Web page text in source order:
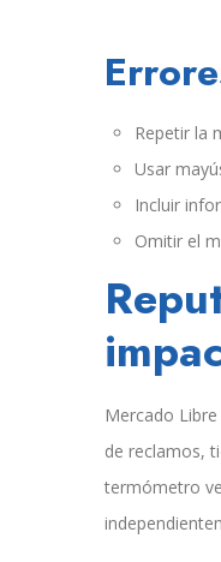
Repetir la
Usar
Incluir
Omitir el
Mercado
de reclamos,
termómetro